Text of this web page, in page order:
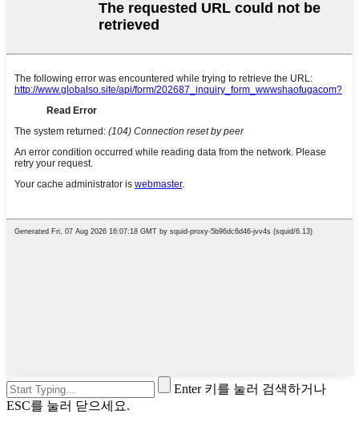
Enter 키를 눌러 검색하거나
ESC를 눌러 닫으세요.